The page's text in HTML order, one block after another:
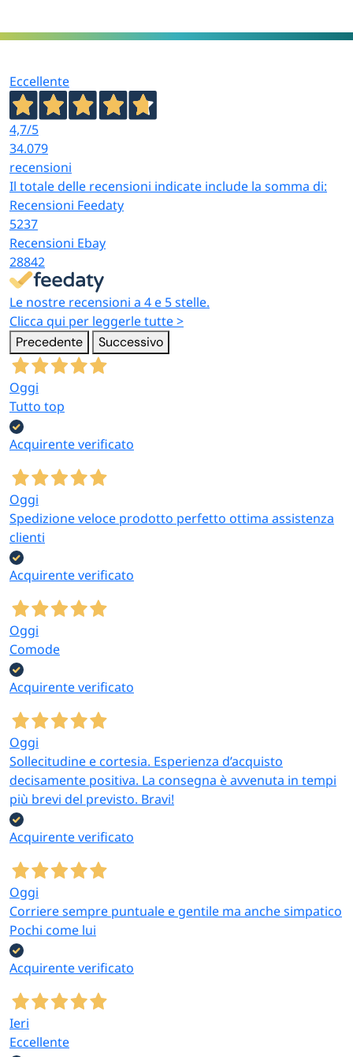
Eccellente
4,7/5
34.079
recensioni
Il totale delle recensioni indicate include la somma di:
Recensioni Feedaty
5237
Recensioni Ebay
28842
Le nostre recensioni a 4 e 5 stelle.
Clicca qui per leggerle tutte >
Precedente Successivo
Oggi
Tutto top
Acquirente verificato
Oggi
Spedizione veloce prodotto perfetto ottima assistenza
clienti
Acquirente verificato
Oggi
Comode
Acquirente verificato
Oggi
Sollecitudine e cortesia. Esperienza d’acquisto
decisamente positiva. La consegna è avvenuta in tempi
più brevi del previsto. Bravi!
Acquirente verificato
Oggi
Corriere sempre puntuale e gentile ma anche simpatico
Pochi come lui
Acquirente verificato
Ieri
Eccellente